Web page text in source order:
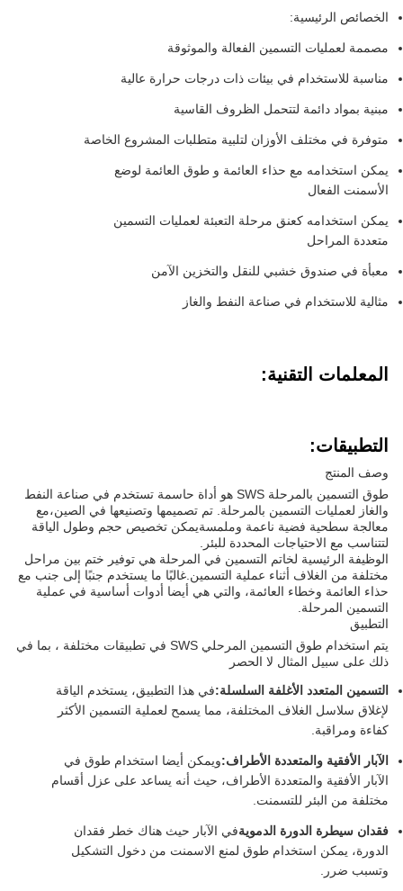
الخصائص الرئيسية:
مصممة لعمليات التسمين الفعالة والموثوقة
مناسبة للاستخدام في بيئات ذات درجات حرارة عالية
مبنية بمواد دائمة لتتحمل الظروف القاسية
متوفرة في مختلف الأوزان لتلبية متطلبات المشروع الخاصة
يمكن استخدامه مع حذاء العائمة و طوق العائمة لوضع
الأسمنت الفعال
يمكن استخدامه كعنق مرحلة التعبئة لعمليات التسمين
متعددة المراحل
معبأة في صندوق خشبي للنقل والتخزين الآمن
مثالية للاستخدام في صناعة النفط والغاز
المعلمات التقنية:
التطبيقات:
وصف المنتج
طوق التسمين بالمرحلة SWS هو أداة حاسمة تستخدم في صناعة النفط
والغاز لعمليات التسمين بالمرحلة. تم تصميمها وتصنيعها في الصين،مع
معالجة سطحية فضية ناعمة وملمسةيمكن تخصيص حجم وطول الياقة
لتتناسب مع الاحتياجات المحددة للبئر.
الوظيفة الرئيسية لخاتم التسمين في المرحلة هي توفير ختم بين مراحل
مختلفة من الغلاف أثناء عملية التسمين.غالبًا ما يستخدم جنبًا إلى جنب مع
حذاء العائمة وخطاء العائمة، والتي هي أيضا أدوات أساسية في عملية
التسمين المرحلة.
التطبيق
يتم استخدام طوق التسمين المرحلي SWS في تطبيقات مختلفة ، بما في
ذلك على سبيل المثال لا الحصر
التسمين المتعدد الأغلفة السلسلة:في هذا التطبيق، يستخدم الياقة
لإغلاق سلاسل الغلاف المختلفة، مما يسمح لعملية التسمين الأكثر
كفاءة ومراقبة.
الآبار الأفقية والمتعددة الأطراف:ويمكن أيضا استخدام طوق في
الآبار الأفقية والمتعددة الأطراف، حيث أنه يساعد على عزل أقسام
مختلفة من البئر للتسمنت.
فقدان سيطرة الدورة الدمويةفي الآبار حيث هناك خطر فقدان
الدورة، يمكن استخدام طوق لمنع الاسمنت من دخول التشكيل
وتسبب ضرر.